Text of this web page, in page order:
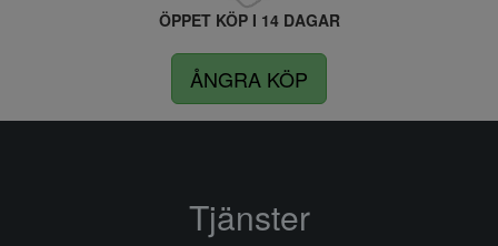
ÖPPET KÖP I 14 DAGAR
ÅNGRA KÖP
Tjänster